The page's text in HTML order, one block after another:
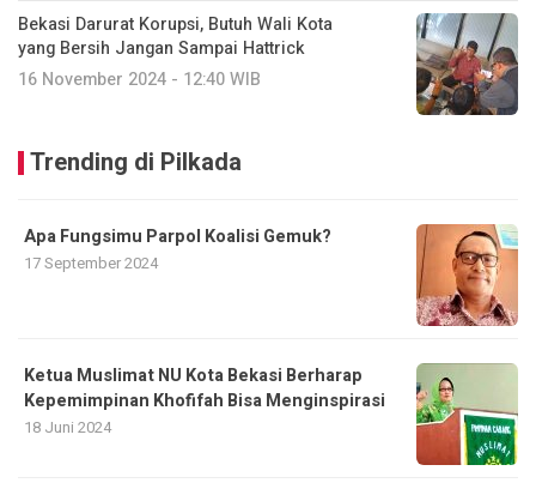
Bekasi Darurat Korupsi, Butuh Wali Kota
yang Bersih Jangan Sampai Hattrick
16 November 2024 - 12:40 WIB
Trending di Pilkada
Apa Fungsimu Parpol Koalisi Gemuk?
17 September 2024
Ketua Muslimat NU Kota Bekasi Berharap
Kepemimpinan Khofifah Bisa Menginspirasi
18 Juni 2024